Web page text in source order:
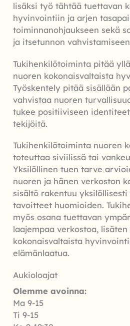
lisäksi työ tähtää tuettavan
hyvinvointiin ja arjen
toiminnanohjaukseen sekä
ja itsetunnon
Tukihenkilötoiminta pitää
nuoren kokonaisvaltaista
Työskentely pitää sisällään
vahvistaa nuoren
tukee positiiviseen
tekijöitä.
Tukihenkilötoiminta nuoren
toteuttaa siviilissä tai
Yksilöllinen tuen tarve
nuoren ja hänen verkoston
sisältö rakentuu
tavoitteet huomioiden.
myös osana tuettavan
laajempaa verkostoa, lisäten
kokonaisvaltaista
elämänlaatua.
Aukioloajat
Olemme avoinna:
Ma 9-15
Ti 9-15